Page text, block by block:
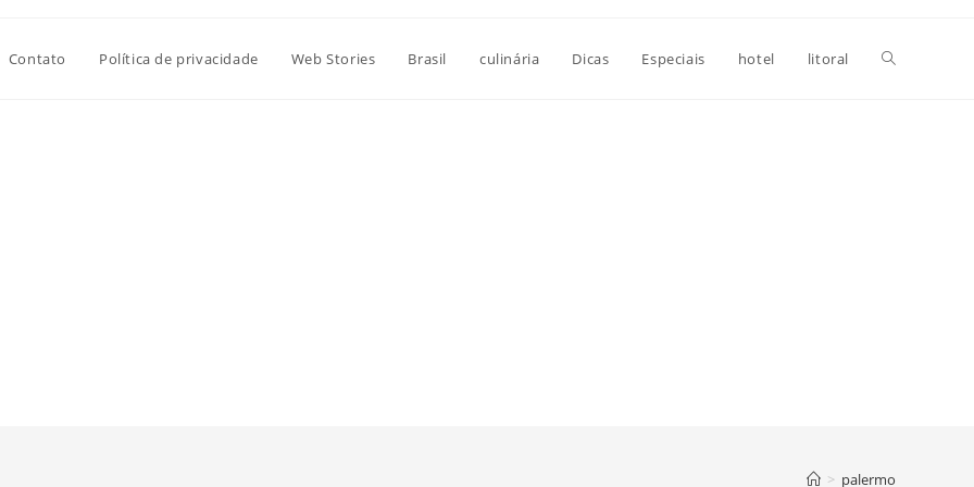
Contato Política de privacidade Web Stories Brasil culinária Dicas Especiais hotel litoral Alternar
> palermo